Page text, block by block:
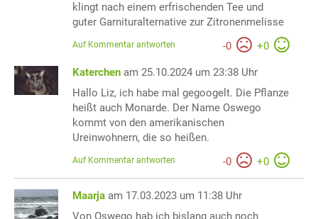
klingt nach einem erfrischenden Tee und
guter Garnituralternative zur Zitronenmelisse
-0 +0
Auf Kommentar antworten
Katerchen am 25.10.2024 um 23:38 Uhr
Hallo Liz, ich habe mal gegoogelt. Die Pflanze
heißt auch Monarde. Der Name Oswego
kommt von den amerikanischen
Ureinwohnern, die so heißen.
-0 +0
Auf Kommentar antworten
Maarja am 17.03.2023 um 11:38 Uhr
Von Oswego hab ich bislang auch noch